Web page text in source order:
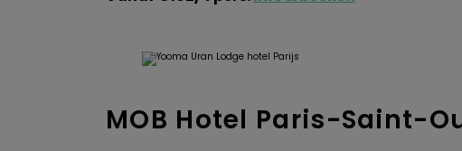
MOB Hotel Paris-Saint-